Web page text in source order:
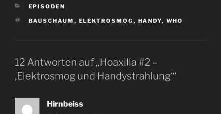
KATEGORIEN
EPISODEN
SCHLAGWÖRTER
BAUSCHAUM , ELEKTROSMOG , HANDY, WHO
12 Antworten auf „Hoaxilla #2 –
‚Elektrosmog und Handystrahlung‘“
Hirnbeiss